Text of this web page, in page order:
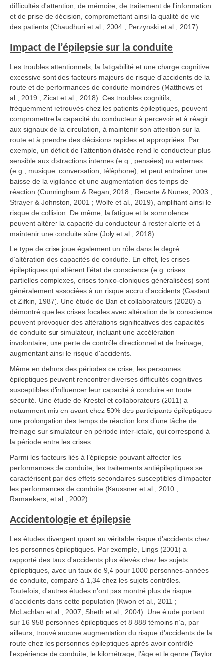
difficultés d'attention, de mémoire, de traitement de l'information
et de prise de décision, compromettant ainsi la qualité de vie
des patients (Chaudhuri et al., 2004 ; Perzynski et al., 2017).
Impact de l’épilepsie sur la conduite
Les troubles attentionnels, la fatigabilité et une charge cognitive
excessive sont des facteurs majeurs de risque d'accidents de la
route et de performances de conduite moindres (Matthews et
al., 2019 ; Zicat et al., 2018). Ces troubles cognitifs,
fréquemment retrouvés chez les patients épileptiques, peuvent
compromettre la capacité du conducteur à percevoir et à réagir
aux signaux de la circulation, à maintenir son attention sur la
route et à prendre des décisions rapides et appropriées. Par
exemple, un déficit de l’attention divisée rend le conducteur plus
sensible aux distractions internes (e.g., pensées) ou externes
(e.g., musique, conversation, téléphone), et peut entraîner une
baisse de la vigilance et une augmentation des temps de
réaction (Cunningham & Regan, 2018 ; Recarte & Nunes, 2003 ;
Strayer & Johnston, 2001 ; Wolfe et al., 2019), amplifiant ainsi le
risque de collision. De même, la fatigue et la somnolence
peuvent altérer la capacité du conducteur à rester alerte et à
maintenir une conduite sûre (Joly et al., 2018).
Le type de crise joue également un rôle dans le degré
d’altération des capacités de conduite. En effet, les crises
épileptiques qui altèrent l’état de conscience (e.g. crises
partielles complexes, crises tonico-cloniques généralisées) sont
généralement associées à un risque accru d'accidents (Gastaut
et Zifkin, 1987). Une étude de Ban et collaborateurs (2020) a
démontré que les crises focales avec altération de la conscience
peuvent provoquer des altérations significatives des capacités
de conduite sur simulateur, incluant une accélération
involontaire, une perte de contrôle directionnel et de freinage,
augmentant ainsi le risque d'accidents.
Même en dehors des périodes de crise, les personnes
épileptiques peuvent rencontrer diverses difficultés cognitives
susceptibles d'influencer leur capacité à conduire en toute
sécurité. Une étude de Krestel et collaborateurs (2011) a
notamment mis en avant chez 50% des participants épileptiques
une prolongation des temps de réaction lors d’une tâche de
freinage sur simulateur en période inter-ictale, qui correspond à
la période entre les crises.
Parmi les facteurs liés à l’épilepsie pouvant affecter les
performances de conduite, les traitements antiépileptiques se
caractérisent par des effets secondaires susceptibles d’impacter
les performances de conduite (Kaussner et al., 2010 ;
Ramaekers, et al., 2002).
Accidentologie et épilepsie
Les études divergent quant au véritable risque d'accidents chez
les personnes épileptiques. Par exemple, Lings (2001) a
rapporté des taux d'accidents plus élevés chez les sujets
épileptiques, avec un taux de 9,4 pour 1000 personnes-années
de conduite, comparé à 1,34 chez les sujets contrôles.
Toutefois, d'autres études n’ont pas montré plus de risque
d’accidents dans cette population (Kwon et al., 2011 ;
McLachlan et al., 2007; Sheth et al., 2004). Une étude portant
sur 16 958 personnes épileptiques et 8 888 témoins n’a, par
ailleurs, trouvé aucune augmentation du risque d'accidents de la
route chez les personnes épileptiques après avoir contrôlé
l'expérience de conduite, le kilométrage, l'âge et le genre (Taylor